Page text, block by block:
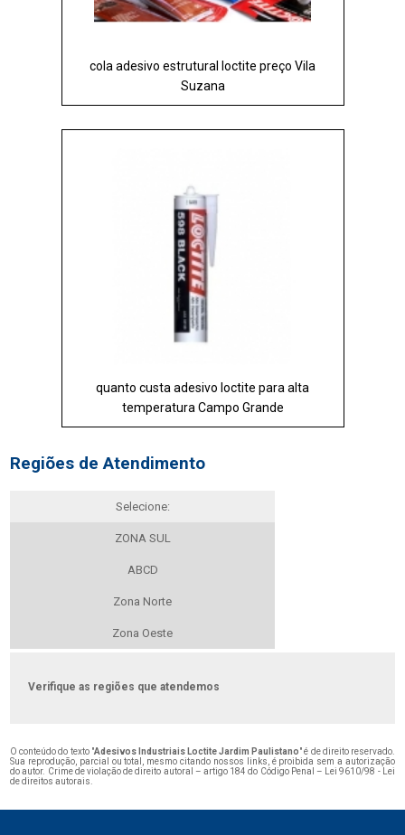
cola adesivo estrutural loctite preço Vila
Suzana
quanto custa adesivo loctite para alta
temperatura Campo Grande
Regiões de Atendimento
Selecione:
ZONA SUL
ABCD
Zona Norte
Zona Oeste
Verifique as regiões que atendemos
O conteúdo do texto "Adesivos Industriais Loctite Jardim Paulistano" é de direito reservado.
Sua reprodução, parcial ou total, mesmo citando nossos links, é proibida sem a autorização
do autor. Crime de violação de direito autoral – artigo 184 do Código Penal –
Lei 9610/98 - Lei
de direitos autorais